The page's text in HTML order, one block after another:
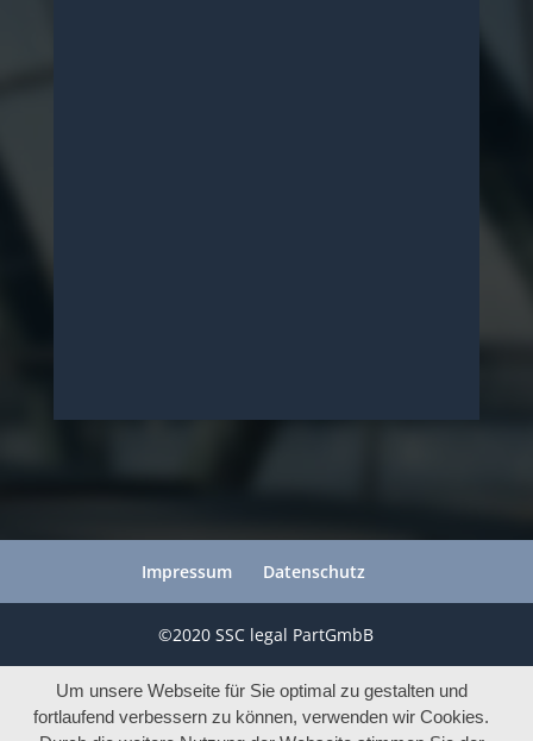
Impressum Datenschutz
©2020 SSC legal PartGmbB
Um unsere Webseite für Sie optimal zu gestalten und
fortlaufend verbessern zu können, verwenden wir Cookies.